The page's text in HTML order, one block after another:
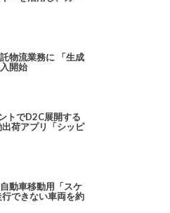
物流業務に 「生成
開始
トでD2C展開する
出荷アプリ「シッピ
動車移動用「スケ
できない車両を約